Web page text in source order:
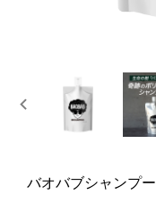
バオバブシャンプー